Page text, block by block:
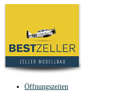
Öffnungszeiten